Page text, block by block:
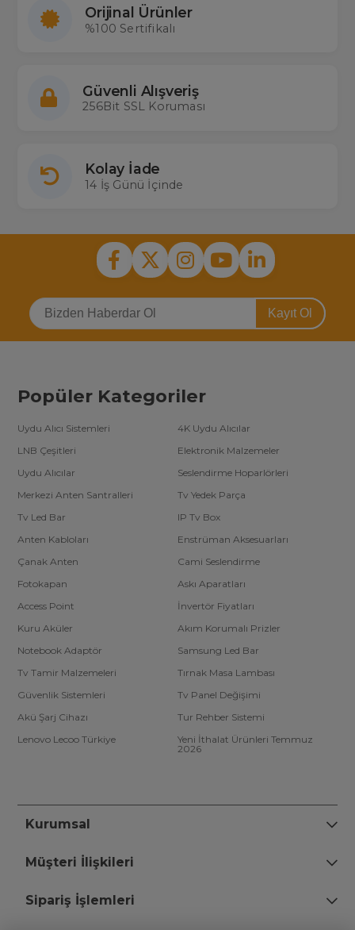
Orijinal Ürünler
%100 Sertifikalı
Güvenli Alışveriş
256Bit SSL Koruması
Kolay İade
14 İş Günü İçinde
Kayıt Ol
Popüler Kategoriler
Uydu Alıcı Sistemleri
4K Uydu Alıcılar
LNB Çeşitleri
Elektronik Malzemeler
Uydu Alıcılar
Seslendirme Hoparlörleri
Merkezi Anten Santralleri
Tv Yedek Parça
Tv Led Bar
IP Tv Box
Anten Kabloları
Enstrüman Aksesuarları
Çanak Anten
Cami Seslendirme
Fotokapan
Askı Aparatları
Access Point
İnvertör Fiyatları
Kuru Aküler
Akım Korumalı Prizler
Notebook Adaptör
Samsung Led Bar
Tv Tamir Malzemeleri
Tırnak Masa Lambası
Güvenlik Sistemleri
Tv Panel Değişimi
Akü Şarj Cihazı
Tur Rehber Sistemi
Lenovo Lecoo Türkiye
Yeni İthalat Ürünleri Temmuz
2026
Kurumsal
Müşteri İlişkileri
Sipariş İşlemleri